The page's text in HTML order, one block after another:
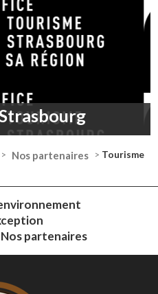
> Nos partenaires > Tourisme
Nos partenaires